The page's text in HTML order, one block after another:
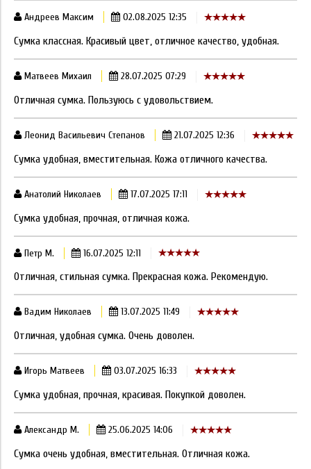
Андреев Максим 02.08.2025 12:35
Сумка классная. Красивый цвет, отличное качество, удобная.
Матвеев Михаил 28.07.2025 07:29
Отличная сумка. Пользуюсь с удовольствием.
Леонид Васильевич Степанов 21.07.2025 12:36
Сумка удобная, вместительная. Кожа отличного качества.
Анатолий Николаев 17.07.2025 17:11
Сумка удобная, прочная, отличная кожа.
Петр М. 16.07.2025 12:11
Отличная, стильная сумка. Прекрасная кожа. Рекомендую.
Вадим Николаев 13.07.2025 11:49
Отличная, удобная сумка. Очень доволен.
Игорь Матвеев 03.07.2025 16:33
Сумка удобная, прочная, красивая. Покупкой доволен.
Александр М. 25.06.2025 14:06
Сумка очень удобная, вместительная. Отличная кожа.